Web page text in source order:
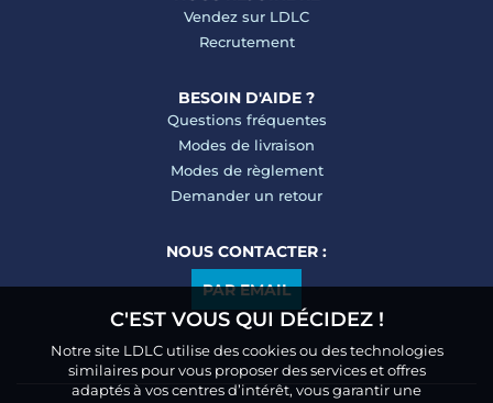
Vendez sur LDLC
Recrutement
BESOIN D'AIDE ?
Questions fréquentes
Modes de livraison
Modes de règlement
Demander un retour
NOUS CONTACTER :
PAR EMAIL
C'EST VOUS QUI DÉCIDEZ !
Notre site LDLC utilise des cookies ou des technologies
similaires pour vous proposer des services et offres
adaptés à vos centres d’intérêt, vous garantir une